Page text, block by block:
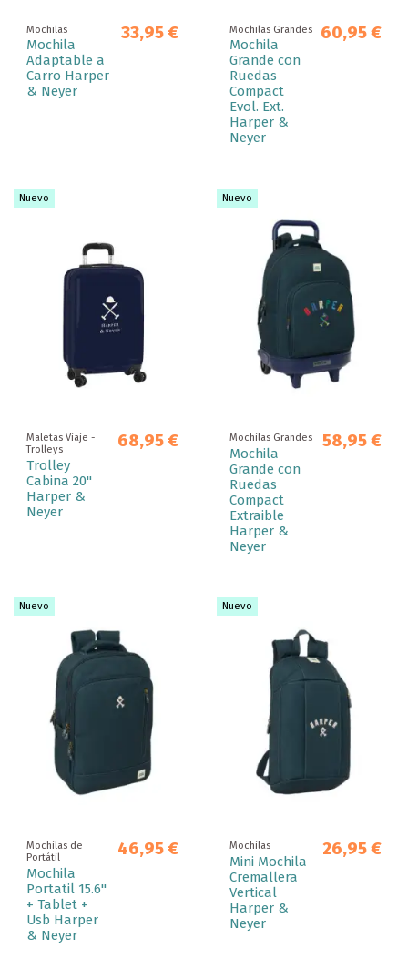
Mochilas
Mochila
Adaptable a
Carro Harper
& Neyer
33,95 € Mochilas Grandes
Mochila
Grande con
Ruedas
Compact
Evol. Ext.
Harper &
Neyer
60,95 €
Nuevo
Maletas Viaje -
Trolleys
Trolley
Cabina 20"
Harper &
Neyer
68,95 €
Nuevo
Mochilas Grandes
Mochila
Grande con
Ruedas
Compact
Extraible
Harper &
Neyer
58,95 €
Nuevo
Mochilas de
Portátil
Mochila
Portatil 15.6"
+ Tablet +
Usb Harper
& Neyer
46,95 €
Nuevo
Mochilas
Mini Mochila
Cremallera
Vertical
Harper &
Neyer
26,95 €